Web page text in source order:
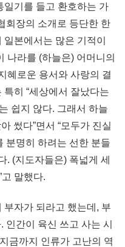
일기를 들고 환호하는 가
회장의 소개로 등단한 한
본에서는 많은 기적이
나라를 (하늘은) 어머니의
혜로운 용서와 사랑의 결
특히 “세상에서 잘났다는
쉽지 않다. 그래서 하늘
썼다”면서 “모두가 진실
분명히 하려는 선한 분들
. (지도자들은) 폭넓게 세
말했다.
부자가 되라고 했는데, 부
인간이 육신 쓰고 사는 시
금까지 인류가 고난의 역